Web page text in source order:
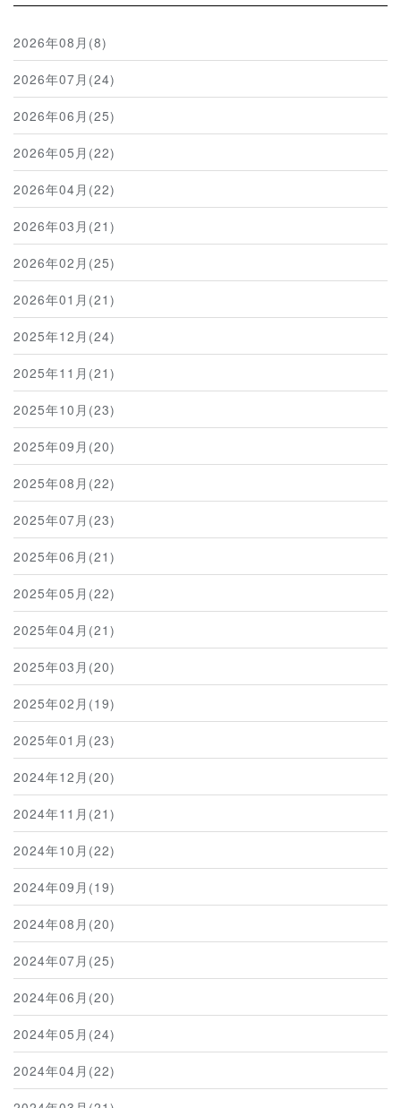
2026年08月(8)
2026年07月(24)
2026年06月(25)
2026年05月(22)
2026年04月(22)
2026年03月(21)
2026年02月(25)
2026年01月(21)
2025年12月(24)
2025年11月(21)
2025年10月(23)
2025年09月(20)
2025年08月(22)
2025年07月(23)
2025年06月(21)
2025年05月(22)
2025年04月(21)
2025年03月(20)
2025年02月(19)
2025年01月(23)
2024年12月(20)
2024年11月(21)
2024年10月(22)
2024年09月(19)
2024年08月(20)
2024年07月(25)
2024年06月(20)
2024年05月(24)
2024年04月(22)